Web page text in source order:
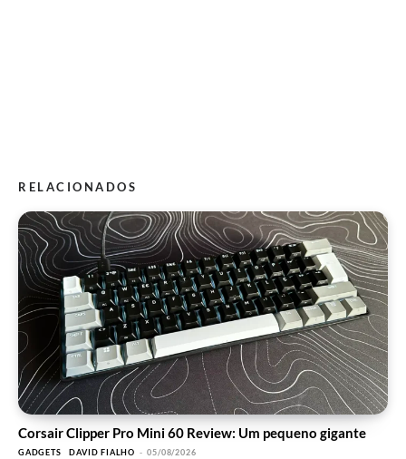
RELACIONADOS
Corsair Clipper Pro Mini 60 Review: Um pequeno gigante
GADGETS DAVID FIALHO - 05/08/2026